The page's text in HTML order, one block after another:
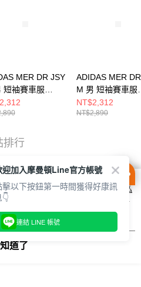
MER DR JSY
短袖賽車服
ADIDAS MER
M 男 短袖賽車服
KF0161
NT$2,312
NT$2,890
排行
使用 cookie 方式之詳情，及若您不希
腦的 cookie 設定，請參閱本網站「
隱私
本網站即表示您同意本公司得按本網站使
道了
迎加入摩曼頓Line官方帳號
擊以下按鈕第一時間獲得好康訊
連結 LINE 帳號